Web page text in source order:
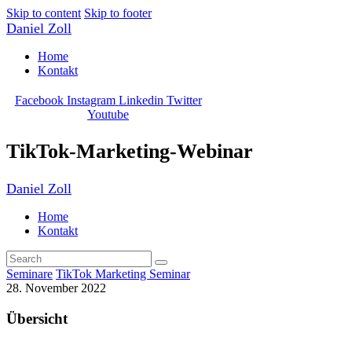
Skip to content Skip to footer
Daniel Zoll
Home
Kontakt
Facebook Instagram Linkedin Twitter
Youtube
TikTok-Marketing-Webinar
Daniel Zoll
Home
Kontakt
Seminare TikTok Marketing Seminar
28. November 2022
Übersicht